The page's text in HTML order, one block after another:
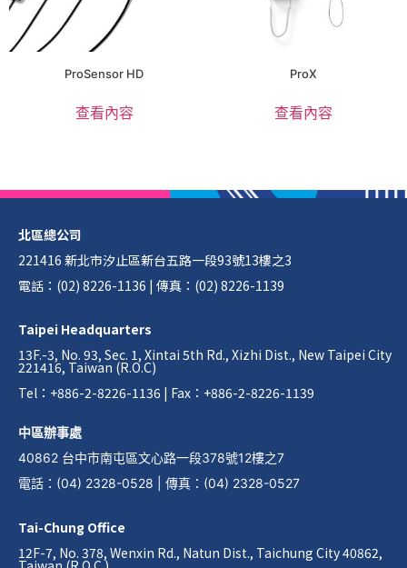
ProSensor HD
查看內容
ProX
查看內容
北區總公司
221416 新北市汐止區新台五路一段93號13樓之3
電話：(02) 8226-1136 | 傳真：(02) 8226-1139
Taipei Headquarters
13F.-3, No. 93, Sec. 1, Xintai 5th Rd., Xizhi Dist., New Taipei City
221416, Taiwan (R.O.C)
Tel：+886-2-8226-1136 | Fax：+886-2-8226-1139
中區辦事處
40862 台中市南屯區文心路一段378號12樓之7
電話 ： (04) 2328-0528 傳真 ： (04) 2328-0527
Tai-Chung Office
12F-7, No. 378, Wenxin Rd., Natun Dist., Taichung City 40862,